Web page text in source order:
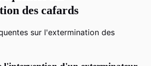
des cafards